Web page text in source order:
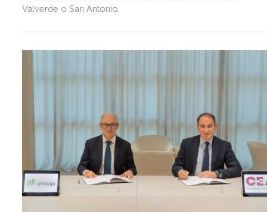
Valverde o San Antonio.